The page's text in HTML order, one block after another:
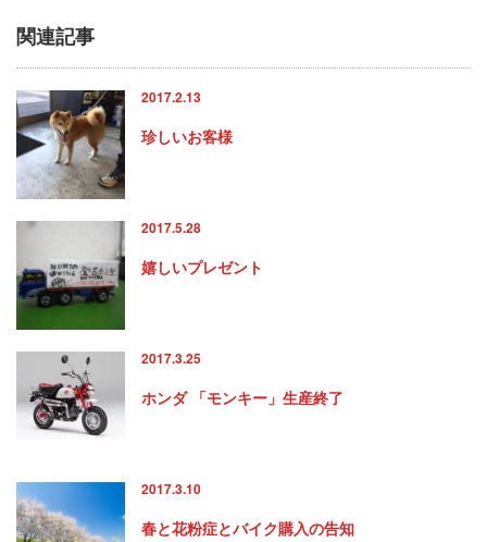
関連記事
2017.2.13
珍しいお客様
2017.5.28
嬉しいプレゼント
2017.3.25
ホンダ 「モンキー」生産終了
2017.3.10
春と花粉症とバイク購入の告知